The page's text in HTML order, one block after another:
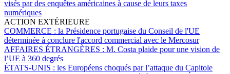
visés par des enquêtes américaines à cause de leurs taxes
numériques
ACTION EXTÉRIEURE
COMMERCE : la Présidence portugaise du Conseil de l'UE
déterminée à conclure l'accord commercial avec le Mercosur
AFFAIRES ÉTRANGÈRES : M. Costa plaide pour une vision de
l’UE à 360 degrés
ÉTATS-UNIS : les Européens choqués par l’attaque du Capitole